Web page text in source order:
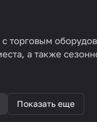
торговым
а также
Показать еще